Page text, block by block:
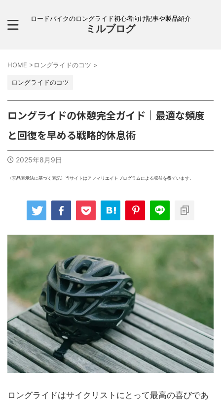
ロードバイクのロングライド初心者向け記事や製品紹介
ミルブログ
HOME >ロングライドのコツ >
ロングライドのコツ
ロングライドの休憩完全ガイド｜最適な頻度
と回復を早める戦略的休息術
2025年8月9日
〈景品表示法に基づく表記〉当サイトはアフィリエイトプログラムによる収益を得ています。
ロングライドはサイクリストにとって最高の喜びであ